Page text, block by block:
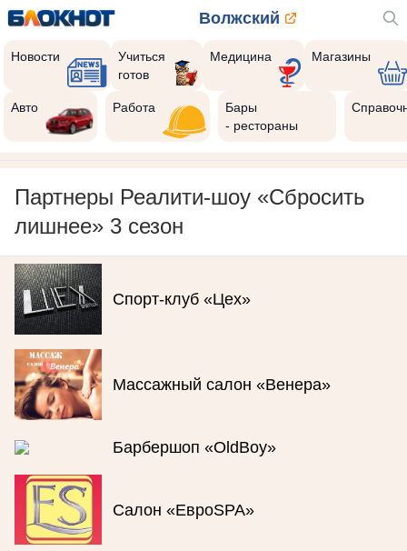
Волжский
Новости
Учиться
готов
Медицина Магазины
Авто Работа
Бары
- рестораны
Партнеры Реалити-шоу «Сбросить
лишнее» 3 сезон
Спорт-клуб «Цех»
Массажный салон «Венера»
Барбершоп «OldBoy»
Салон «ЕвроSPA»